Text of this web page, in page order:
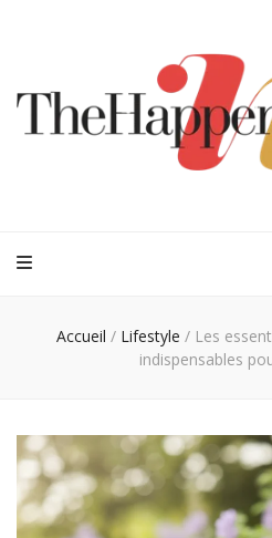
Accueil / Lifestyle / Les
indispensables